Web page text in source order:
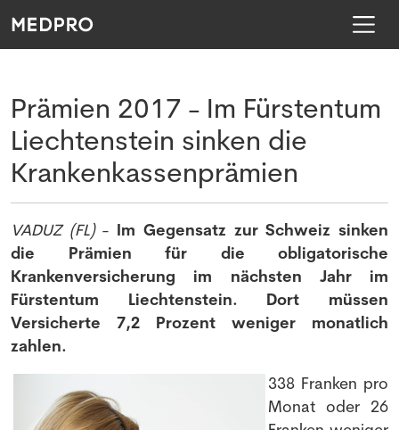
Prämien 2017 - Im Fürstentum
Liechtenstein sinken die
Krankenkassenprämien
VADUZ (FL)- Im Gegensatz zur Schweiz sinken
die Prämien für die obligatorische
Krankenversicherung im nächsten Jahr im
Fürstentum Liechtenstein. Dort müssen
Versicherte 7,2 Prozent weniger monatlich
zahlen.
338 Franken pro
Monat oder 26